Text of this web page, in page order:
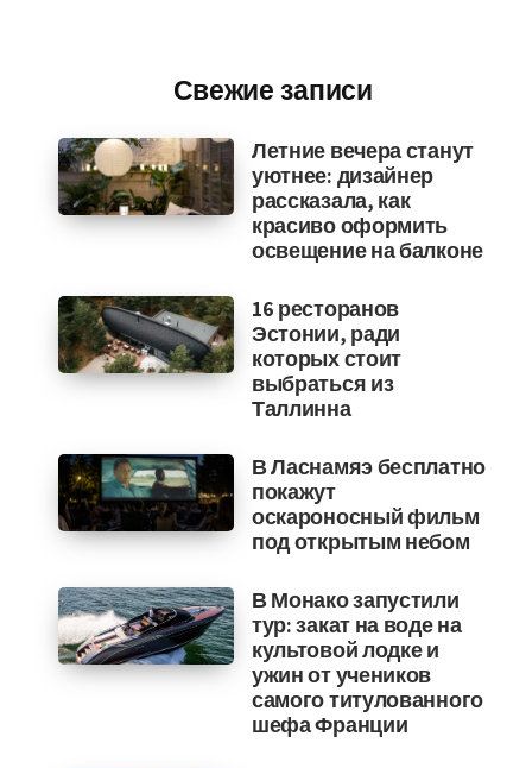
Свежие записи
Летние вечера станут
уютнее: дизайнер
рассказала, как
красиво оформить
освещение на балконе
16 ресторанов
Эстонии, ради
которых стоит
выбраться из
Таллинна
В Ласнамяэ бесплатно
покажут
оскароносный фильм
под открытым небом
В Монако запустили
тур: закат на воде на
культовой лодке и
ужин от учеников
самого титулованного
шефа Франции